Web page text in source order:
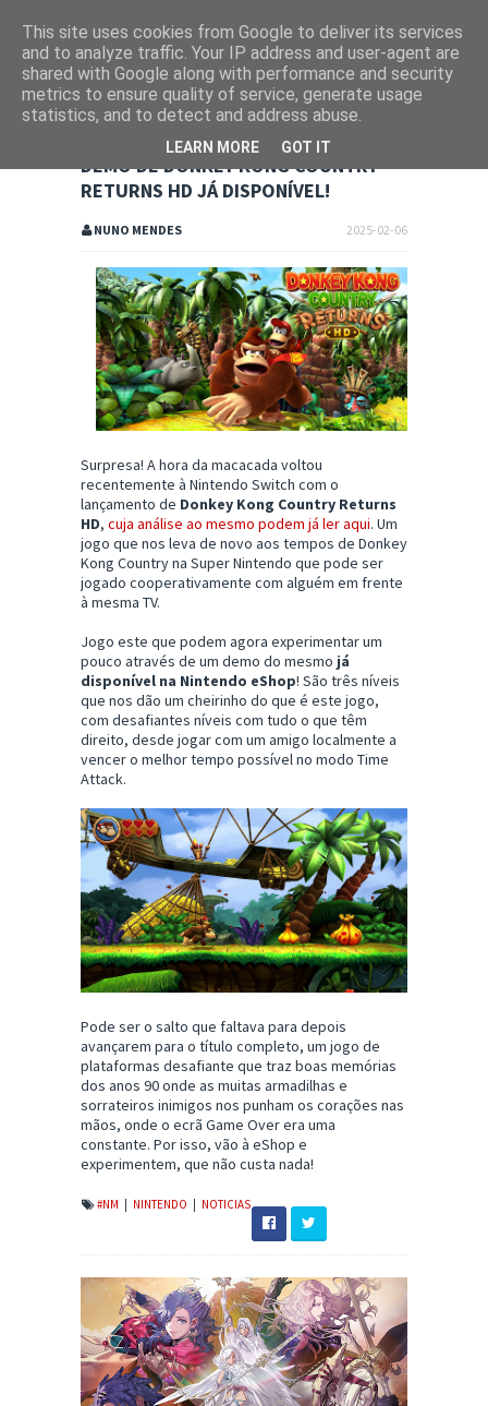
DEMO DE DONKEY KONG COUNTRY
RETURNS HD JÁ DISPONÍVEL!
2025-02-06
NUNO MENDES
Surpresa! A hora da macacada voltou
recentemente à Nintendo Switch com o
lançamento de Donkey Kong Country Returns
HD, cuja análise ao mesmo podem já ler aqui. Um
jogo que nos leva de novo aos tempos de Donkey
Kong Country na Super Nintendo que pode ser
jogado cooperativamente com alguém em frente
à mesma TV.
Jogo este que podem agora experimentar um
pouco através de um demo do mesmo já
disponível na Nintendo eShop! São três níveis
que nos dão um cheirinho do que é este jogo,
com desafiantes níveis com tudo o que têm
direito, desde jogar com um amigo localmente a
vencer o melhor tempo possível no modo Time
Attack.
Pode ser o salto que faltava para depois
avançarem para o título completo, um jogo de
plataformas desafiante que traz boas memórias
dos anos 90 onde as muitas armadilhas e
sorrateiros inimigos nos punham os corações nas
mãos, onde o ecrã Game Over era uma
constante. Por isso, vão à eShop e
experimentem, que não custa nada!
#NM | NINTENDO | NOTICIAS
This site uses cookies from Google to deliver its services
and to analyze traffic. Your IP address and user-agent are
shared with Google along with performance and security
metrics to ensure quality of service, generate usage
statistics, and to detect and address abuse.
LEARN MORE GOT IT